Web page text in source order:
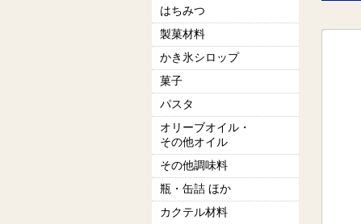
はちみつ
製菓材料
かき氷シロップ
菓子
パスタ
オリーブオイル・
その他オイル
その他調味料
瓶・缶詰 ほか
カクテル材料